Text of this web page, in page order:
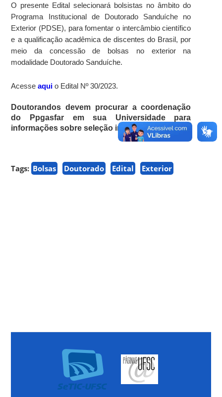
O presente Edital selecionará bolsistas no âmbito do
Programa Institucional de Doutorado Sanduíche no
Exterior (PDSE), para fomentar o intercâmbio científico
e a qualificação acadêmica de discentes do Brasil, por
meio da concessão de bolsas no exterior na
modalidade Doutorado Sanduíche.
Acesse aqui o Edital Nº 30/2023.
Doutorandos devem procurar a coordenação
do Ppgasfar em sua Universidade para
informações sobre seleção interna.
Tags: Bolsas Doutorado Edital Exterior